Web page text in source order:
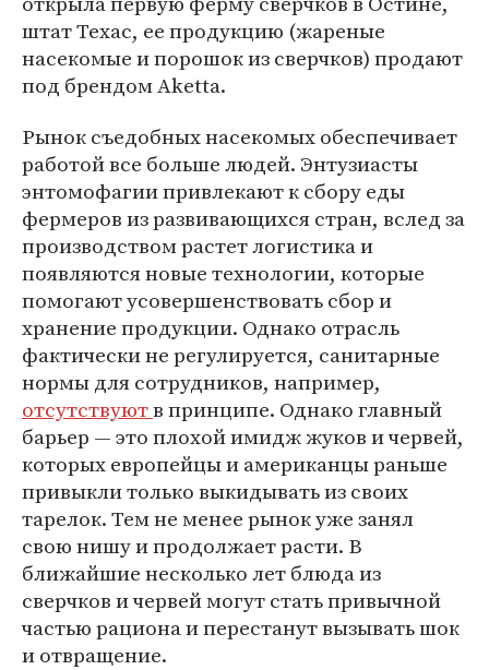
штат Техас, ее продукцию (жареные
насекомые и порошок из сверчков) продают
под брендом Aketta.
Рынок съедобных насекомых обеспечивает
работой все больше людей. Энтузиасты
энтомофагии привлекают к сбору еды
фермеров из развивающихся стран, вслед за
производством растет логистика и
появляются новые технологии, которые
помогают усовершенствовать сбор и
хранение продукции. Однако отрасль
фактически не регулируется, санитарные
нормы для сотрудников, например,
отсутствуютв принципе. Однако главный
барьер — это плохой имидж жуков и червей,
которых европейцы и американцы раньше
привыкли только выкидывать из своих
тарелок. Тем не менее рынок уже занял
свою нишу и продолжает расти. В
ближайшие несколько лет блюда из
сверчков и червей могут стать привычной
частью рациона и перестанут вызывать шок
и отвращение.